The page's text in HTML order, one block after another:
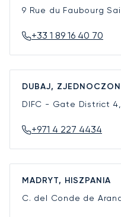
9 Rue du Faubourg
+33 1 89 16 40 70
DUBAJ,
DIFC - Gate District
+971 4 227 4434
MADRYT, HISZPANIA
C. del Conde de